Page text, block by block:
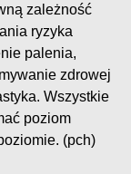
zależność
ryzyka
palenia,
zdrowej
Wszystkie
poziom
(pch)